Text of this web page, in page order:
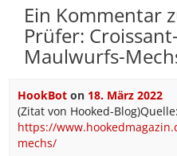
Ein Kommentar
Prüfer:
Maulwurfs-
HookBoton 18. März 2022
(Zitat von Hooked-Blog)Quelle:
https://
mechs/